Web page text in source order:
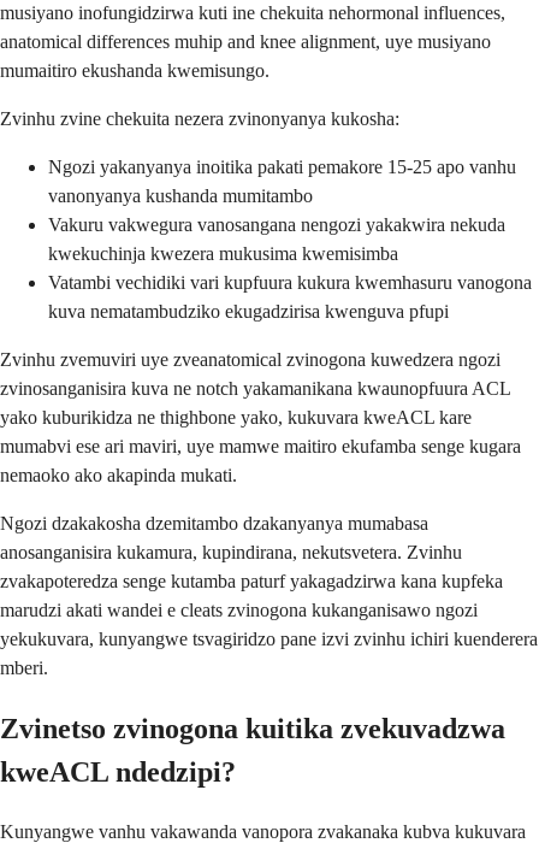
musiyano inofungidzirwa kuti ine chekuita nehormonal influences,
anatomical differences muhip and knee alignment, uye musiyano
mumaitiro ekushanda kwemisungo.
Zvinhu zvine chekuita nezera zvinonyanya kukosha:
Ngozi yakanyanya inoitika pakati pemakore 15-25 apo vanhu
vanonyanya kushanda mumitambo
Vakuru vakwegura vanosangana nengozi yakakwira nekuda
kwekuchinja kwezera mukusima kwemisimba
Vatambi vechidiki vari kupfuura kukura kwemhasuru vanogona
kuva nematambudziko ekugadzirisa kwenguva pfupi
Zvinhu zvemuviri uye zveanatomical zvinogona kuwedzera ngozi
zvinosanganisira kuva ne notch yakamanikana kwaunopfuura ACL
yako kuburikidza ne thighbone yako, kukuvara kweACL kare
mumabvi ese ari maviri, uye mamwe maitiro ekufamba senge kugara
nemaoko ako akapinda mukati.
Ngozi dzakakosha dzemitambo dzakanyanya mumabasa
anosanganisira kukamura, kupindirana, nekutsvetera. Zvinhu
zvakapoteredza senge kutamba paturf yakagadzirwa kana kupfeka
marudzi akati wandei e cleats zvinogona kukanganisawo ngozi
yekukuvara, kunyangwe tsvagiridzo pane izvi zvinhu ichiri kuenderera
mberi.
Zvinetso zvinogona kuitika zvekuvadzwa
kweACL ndedzipi?
Kunyangwe vanhu vakawanda vanopora zvakanaka kubva kukuvara